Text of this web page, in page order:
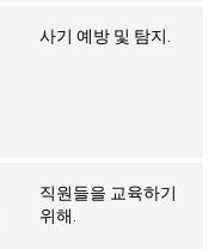
사기 예방 및 탐지.
직원들을 교육하기
위해.